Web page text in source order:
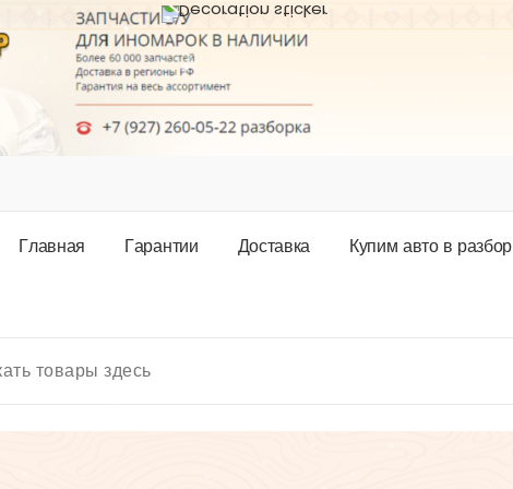
Главная Гарантии Доставка Купим авто в разбор